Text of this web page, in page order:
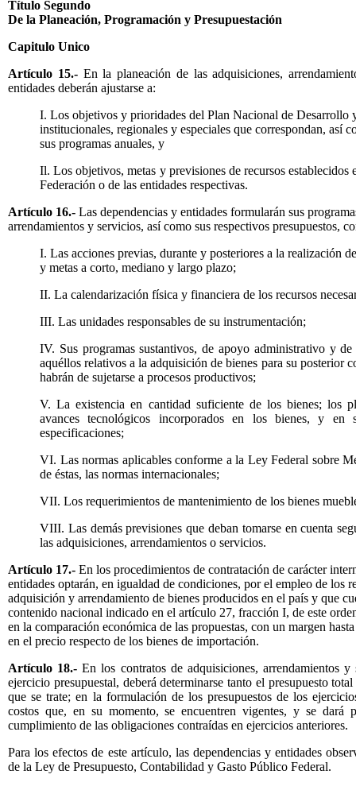
Título Segundo
De la Planeación, Programación y Presupuestación
Capitulo Unico
Artículo 15.-En la planeación de las adquisiciones,
entidades deberán ajustarse a:
I. Los objetivos y prioridades del Plan Nacional de Desarrollo
institucionales, regionales y especiales que correspondan, así
sus programas anuales, y
Il. Los objetivos, metas y previsiones de recursos establecidos
Federación o de las entidades respectivas.
Artículo 16.- Las dependencias y entidades formularán sus
arrendamientos y servicios, así como sus respectivos presupuestos,
I. Las acciones previas, durante y posteriores a la realización
y metas a corto, mediano y largo plazo;
II. La calendarización física y financiera de los recursos
III. Las unidades responsables de su instrumentación;
IV. Sus programas sustantivos, de apoyo administrativo y
aquéllos relativos a la adquisición de bienes para su posterior
habrán de sujetarse a procesos productivos;
V. La existencia en cantidad suficiente de los bienes; los
avances tecnológicos incorporados en los bienes, y
especificaciones;
VI. Las normas aplicables conforme a la Ley Federal sobre
de éstas, las normas internacionales;
VII. Los requerimientos de mantenimiento de los bienes
VIII. Las demás previsiones que deban tomarse en cuenta
las adquisiciones, arrendamientos o servicios.
Artículo 17.- En los procedimientos de contratación de carácter
entidades optarán, en igualdad de condiciones, por el empleo de los
adquisición y arrendamiento de bienes producidos en el país y que
contenido nacional indicado en el artículo 27, fracción I, de este
en la comparación económica de las propuestas, con un margen
en el precio respecto de los bienes de importación.
Artículo 18.- En los contratos de adquisiciones, arrendamientos
ejercicio presupuestal, deberá determinarse tanto el presupuesto
que se trate; en la formulación de los presupuestos de los
costos que, en su momento, se encuentren vigentes, y se dará
cumplimiento de las obligaciones contraídas en ejercicios anteriores.
Para los efectos de este artículo, las dependencias y entidades
de la Ley de Presupuesto, Contabilidad y Gasto Público Federal.